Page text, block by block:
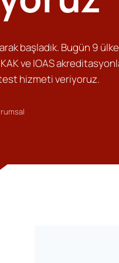
başladık. Bugün 9
ve IOAS
hizmeti veriyoruz.